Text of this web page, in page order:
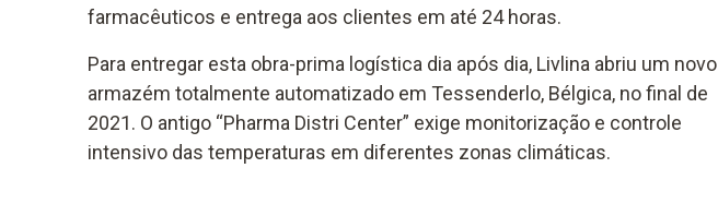
farmacêuticos e entrega aos clientes em até 24 horas.
Para entregar esta obra-prima logística dia após dia, Livlina abriu um novo
armazém totalmente automatizado em Tessenderlo, Bélgica, no final de
2021. O antigo “Pharma Distri Center” exige monitorização e controle
intensivo das temperaturas em diferentes zonas climáticas.